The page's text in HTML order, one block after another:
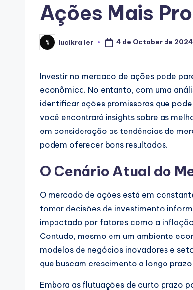
Ações Mais
Posted
by
lucikrailer 4 de October de 2024
Investir no mercado de ações pode
econômica. No entanto, com uma
identificar ações promissoras que
você encontrará insights sobre as
em consideração as tendências de
podem oferecer bons resultados.
O Cenário Atual do
O mercado de ações está em
tomar decisões de investimento
impactado por fatores como a
Contudo, mesmo em um ambiente
modelos de negócios inovadores e
que buscam crescimento a longo prazo.
Embora as flutuações de curto prazo